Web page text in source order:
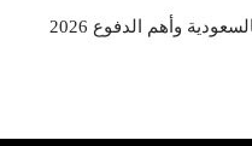
وأهم الدفوع 2026